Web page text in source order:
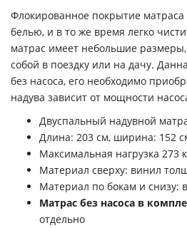
Флокированное покрытие матраса
белью, и в то же время легко
матрас имеет небольшие размеры,
собой в поездку или на дачу.
без насоса, его необходимо
надува зависит от мощности
Двуспальный надувной
Длина: 203 см, ширина: 152
Максимальная нагрузка 273
Материал сверху: винил
Материал по бокам и снизу:
Матрас без насоса в
отдельно